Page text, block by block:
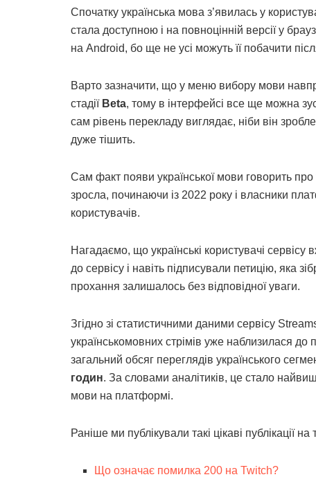
Спочатку українська мова з’явилась у
стала доступною і на повноцінній версії у
на Android, бо ще не усі можуть її побачити
Варто зазначити, що у меню вибору мови
стадії Beta, тому в інтерфейсі все ще можна
сам рівень перекладу виглядає, ніби він
дуже тішить.
Сам факт появи української мови говорить
зросла, починаючи із 2022 року і власники
користувачів.
Нагадаємо, що українські користувачі
до сервісу і навіть підписували петицію, яка
прохання залишалось без відповідної уваги.
Згідно зі статистичними даними сервісу
українськомовних стрімів уже наблизилася до
загальний обсяг переглядів українського
годин. За словами аналітиків, це стало
мови на платформі.
Раніше ми публікували такі цікаві публікації
Що означає помилка 200 на Twitch?